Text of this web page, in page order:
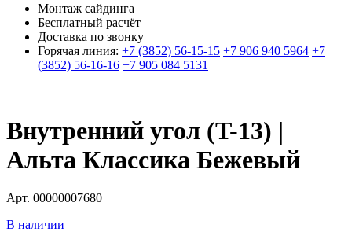
Монтаж сайдинга
Бесплатный расчёт
Доставка по звонку
Горячая линия: +7 (3852) 56-15-15 +7 906 940 5964 +7
(3852) 56-16-16 +7 905 084 5131
Внутренний угол (T-13) |
Альта Классика Бежевый
Арт. 00000007680
В наличии